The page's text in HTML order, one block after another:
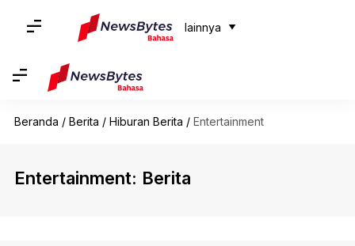
lainnya
Beranda / Berita / Hiburan Berita / Entertainment
Entertainment: Berita